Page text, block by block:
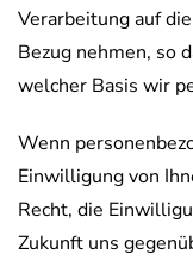
Verarbeitung auf
Bezug nehmen, so
welcher Basis wir
Wenn
Einwilligung von
Recht, die
Zukunft uns